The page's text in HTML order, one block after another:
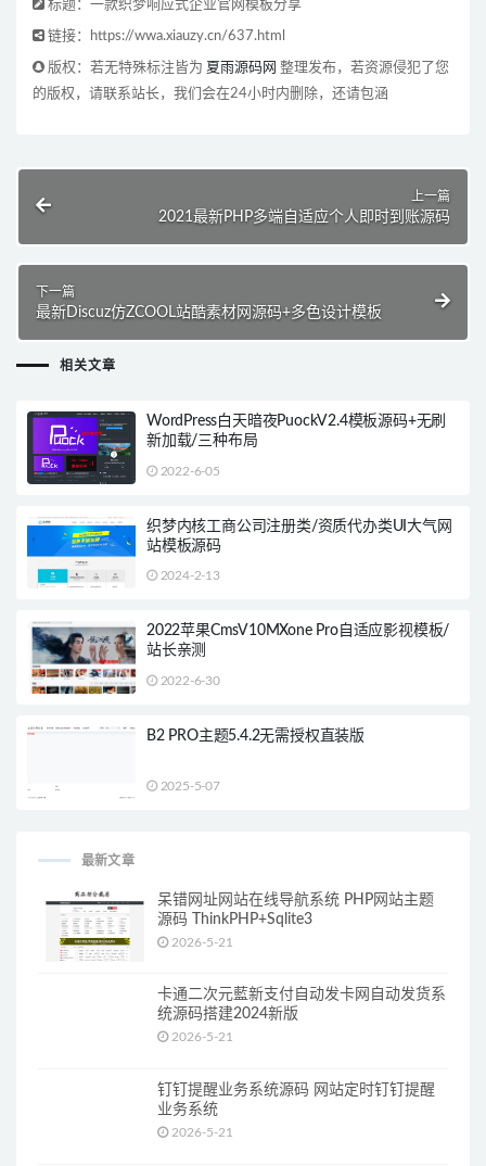
标题：一款织梦响应式企业官网模板分享
链接：https://wwa.xiauzy.cn/637.html
版权：若无特殊标注皆为 夏雨源码网 整理发布，若资源侵犯了您
的版权，请联系站长，我们会在24小时内删除，还请包涵
上一篇
2021最新PHP多端自适应个人即时到账源码
下一篇
最新Discuz仿ZCOOL站酷素材网源码+多色设计模板
相关文章
WordPress白天暗夜PuockV2.4模板源码+无刷
新加载/三种布局
2022-6-05
织梦内核工商公司注册类/资质代办类UI大气网
站模板源码
2024-2-13
2022苹果CmsV10MXone Pro自适应影视模板/
站长亲测
2022-6-30
B2 PRO主题5.4.2无需授权直装版
2025-5-07
最新文章
呆错网址网站在线导航系统 PHP网站主题
源码 ThinkPHP+Sqlite3
2026-5-21
卡通二次元藍新支付自动发卡网自动发货系
统源码搭建2024新版
2026-5-21
钉钉提醒业务系统源码 网站定时钉钉提醒
业务系统
2026-5-21